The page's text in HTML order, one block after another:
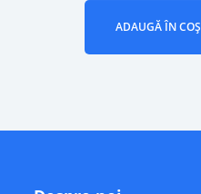
ADAUGĂ ÎN COȘ